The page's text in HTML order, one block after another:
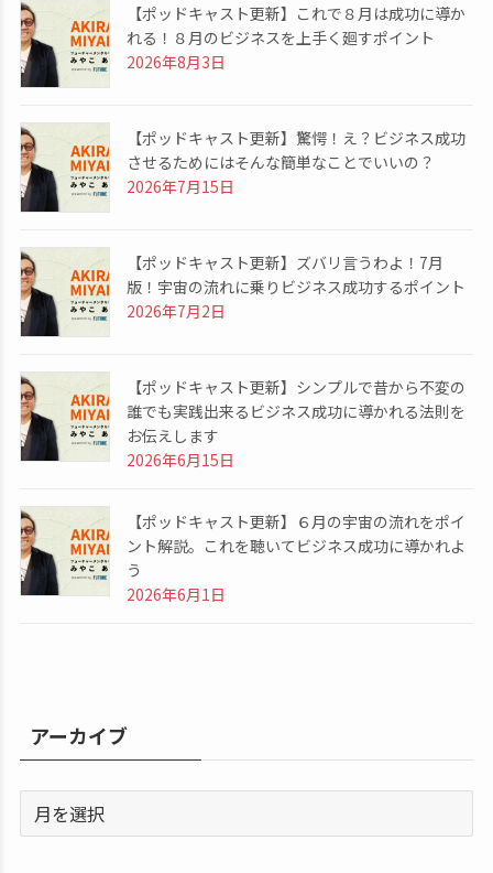
【ポッドキャスト更新】これで８月は成功に導か
れる！８月のビジネスを上手く廻すポイント
2026年8月3日
【ポッドキャスト更新】驚愕！え？ビジネス成功
させるためにはそんな簡単なことでいいの？
2026年7月15日
【ポッドキャスト更新】ズバリ言うわよ！7月
版！宇宙の流れに乗りビジネス成功するポイント
2026年7月2日
【ポッドキャスト更新】シンプルで昔から不変の
誰でも実践出来るビジネス成功に導かれる法則を
お伝えします
2026年6月15日
【ポッドキャスト更新】６月の宇宙の流れをポイ
ント解説。これを聴いてビジネス成功に導かれよ
う
2026年6月1日
アーカイブ